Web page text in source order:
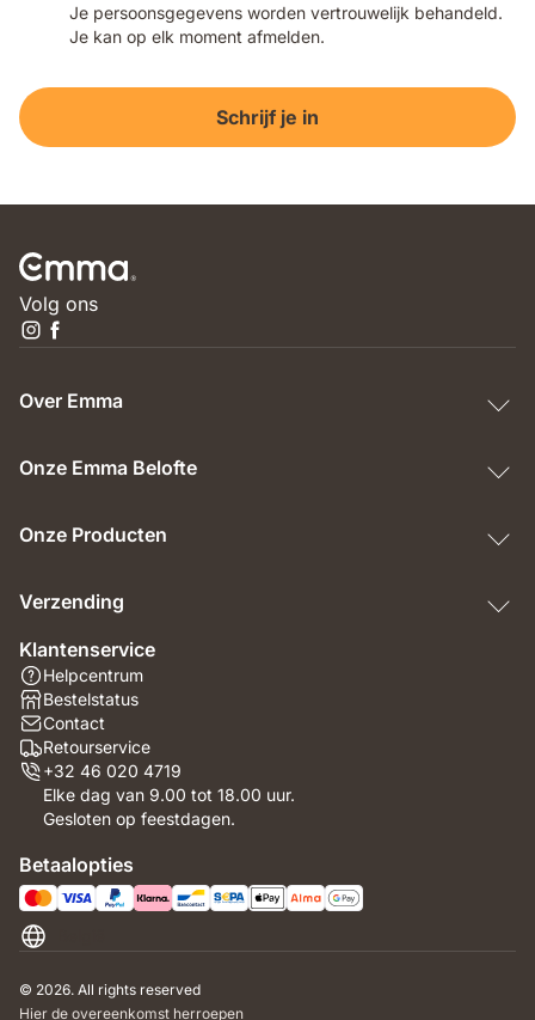
Je persoonsgegevens worden vertrouwelijk behandeld.
Je kan op elk moment afmelden.
Schrijf je in
Volg ons
Over Emma
Onze Emma Belofte
Onze Producten
Verzending
Klantenservice
Helpcentrum
Bestelstatus
Contact
Retourservice
+32 46 020 4719
Elke dag van 9.00 tot 18.00 uur.
Gesloten op feestdagen.
Betaalopties
© 2026. All rights reserved
Hier de overeenkomst herroepen